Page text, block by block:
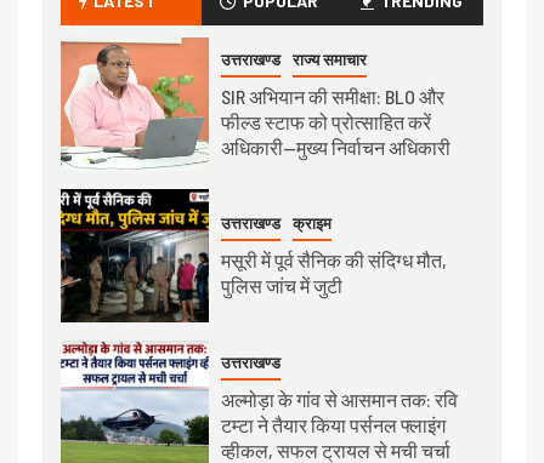
उत्तराखण्ड राज्य समाचार
SIR अभियान की समीक्षा: BLO और
फील्ड स्टाफ को प्रोत्साहित करें
अधिकारी—मुख्य निर्वाचन अधिकारी
उत्तराखण्ड क्राइम
मसूरी में पूर्व सैनिक की संदिग्ध मौत,
पुलिस जांच में जुटी
उत्तराखण्ड
अल्मोड़ा के गांव से आसमान तक: रवि
टम्टा ने तैयार किया पर्सनल फ्लाइंग
व्हीकल, सफल ट्रायल से मची चर्चा